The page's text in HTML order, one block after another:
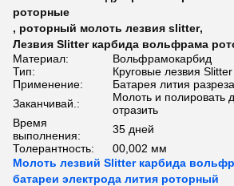
роторные
, роторный молоть лезвия slitter,
Лезвия Slitter карбида вольфрама
Материал:
Вольфрамокарбид
Тип:
Круговые лезвия Slitter
Применение:
Батарея лития
Заканчивай.:
Молоть и полировать
отразить
Время
выполнения:
35 дней
Толерантность:
00,002 мм
Молоть лезвий Slitter карбида
батареи электрода лития роторный